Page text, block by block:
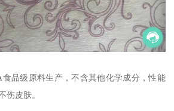
品级原料生产，不含其他化学成分，性能
伤皮肤。